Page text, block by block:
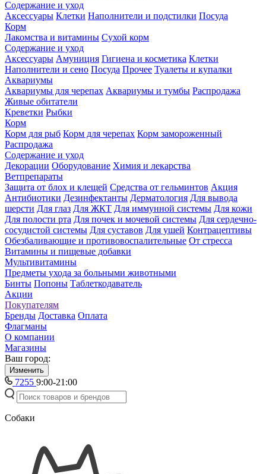
Содержание и уход
Аксессуары Клетки Наполнители и подстилки Посуда
Корм
Лакомства и витамины Сухой корм
Содержание и уход
Аксессуары Амуниция Гигиена и косметика Клетки
Наполнители и сено Посуда Прочее Туалеты и купалки
Аквариумы
Аквариумы для черепах Аквариумы и тумбы Распродажа
Живые обитатели
Креветки Рыбки
Корм
Корм для рыб Корм для черепах Корм замороженный
Распродажа
Содержание и уход
Декорации Оборудование Химия и лекарства
Ветпрепараты
Защита от блох и клещей Средства от гельминтов Акция
Антибиотики Дезинфектанты Дерматология Для вывода
шерсти Для глаз Для ЖКТ Для иммунной системы Для кожи
Для полости рта Для почек и мочевой системы Для сердечно-
сосудистой системы Для суставов Для ушей Контрацептивы
Обезбаливающие и противовоспалительные От стресса
Витамины и пищевые добавки
Мультивитамины
Предметы ухода за больными животными
Бинты Попоны Таблеткодаватель
Акции
Покупателям
Бренды Доставка Оплата
Флагманы
О компании
Магазины
Ваш город:
Изменить
7255 9:00-21:00
Собаки